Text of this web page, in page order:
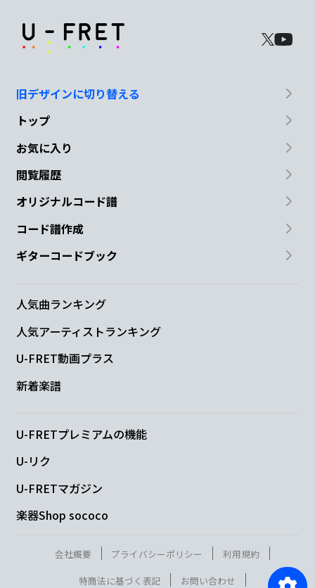
旧デザインに切り替える
トップ
お気に入り
閲覧履歴
オリジナルコード譜
コード譜作成
ギターコードブック
人気曲ランキング
人気アーティストランキング
U-FRET動画プラス
新着楽譜
U-FRETプレミアムの機能
U-リク
U-FRETマガジン
楽器Shop sococo
会社概要 プライバシーポリシー
利用規約
特商法に基づく表記
お問い合わせ